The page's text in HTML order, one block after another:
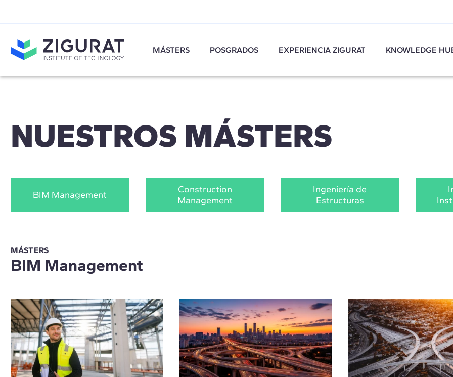
MÁSTERS POSGRADOS EXPERIENCIA ZIGURAT KNOWLEDGE
NUESTROS MÁSTERS
BIM Management
Construction
Management
Ingeniería de
Estructuras
MÁSTERS
BIM Management